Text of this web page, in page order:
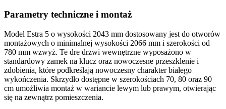
Parametry techniczne i montaż
Model Estra 5 o wysokości 2043 mm dostosowany jest do otworów
montażowych o minimalnej wysokości 2066 mm i szerokości od
780 mm wzwyż. Te dre drzwi wewnętrzne wyposażono w
standardowy zamek na klucz oraz nowoczesne przeszklenie i
zdobienia, które podkreślają nowoczesny charakter białego
wykończenia. Skrzydło dostępne w szerokościach 70, 80 oraz 90
cm umożliwia montaż w wariancie lewym lub prawym, otwierając
się na zewnątrz pomieszczenia.